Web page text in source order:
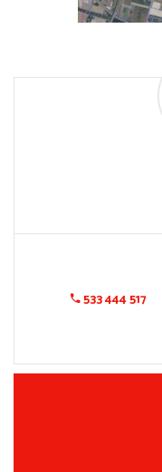
533 444 517